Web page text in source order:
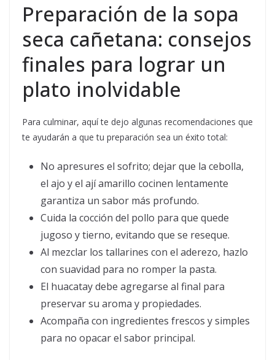
Preparación de la sopa
seca cañetana: consejos
finales para lograr un
plato inolvidable
Para culminar, aquí te dejo algunas recomendaciones que
te ayudarán a que tu preparación sea un éxito total:
No apresures el sofrito; dejar que la cebolla,
el ajo y el ají amarillo cocinen lentamente
garantiza un sabor más profundo.
Cuida la cocción del pollo para que quede
jugoso y tierno, evitando que se reseque.
Al mezclar los tallarines con el aderezo, hazlo
con suavidad para no romper la pasta.
El huacatay debe agregarse al final para
preservar su aroma y propiedades.
Acompaña con ingredientes frescos y simples
para no opacar el sabor principal.